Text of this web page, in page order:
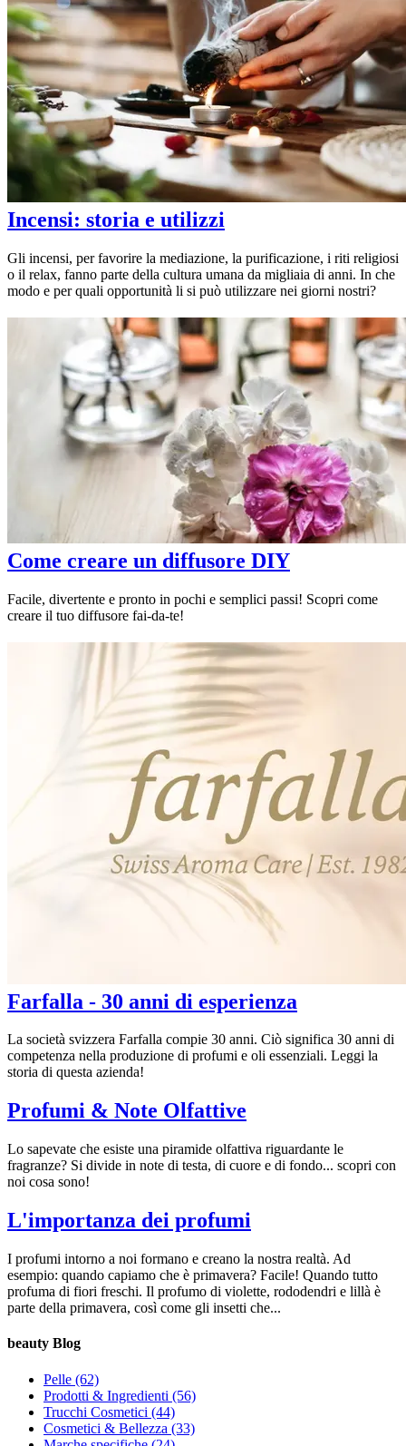
Incensi: storia e utilizzi
Gli incensi, per favorire la mediazione, la purificazione, i riti religiosi
o il relax, fanno parte della cultura umana da migliaia di anni. In che
modo e per quali opportunità li si può utilizzare nei giorni nostri?
Come creare un diffusore DIY
Facile, divertente e pronto in pochi e semplici passi! Scopri come
creare il tuo diffusore fai-da-te!
Farfalla - 30 anni di esperienza
La società svizzera Farfalla compie 30 anni. Ciò significa 30 anni di
competenza nella produzione di profumi e oli essenziali. Leggi la
storia di questa azienda!
Profumi & Note Olfattive
Lo sapevate che esiste una piramide olfattiva riguardante le
fragranze? Si divide in note di testa, di cuore e di fondo... scopri con
noi cosa sono!
L'importanza dei profumi
I profumi intorno a noi formano e creano la nostra realtà. Ad
esempio: quando capiamo che è primavera? Facile! Quando tutto
profuma di fiori freschi. Il profumo di violette, rododendri e lillà è
parte della primavera, così come gli insetti che...
beauty Blog
Pelle (62)
Prodotti & Ingredienti (56)
Trucchi Cosmetici (44)
Cosmetici & Bellezza (33)